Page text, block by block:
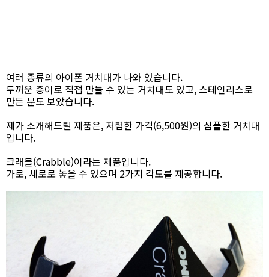
여러 종류의 아이폰 거치대가 나와 있습니다.
두꺼운 종이로 직접 만들 수 있는 거치대도 있고, 스테인리스로
만든 분도 보았습니다.
제가 소개해드릴 제품은, 저렴한 가격(6,500원)의 심플한 거치대
입니다.
크래블(Crabble)이라는 제품입니다.
가로, 세로로 놓을 수 있으며 2가지 각도를 제공합니다.